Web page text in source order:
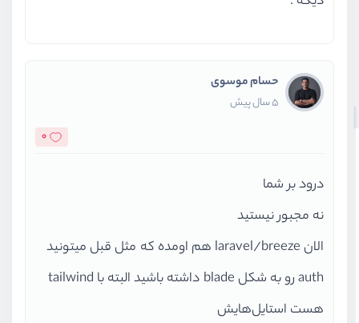
حسام موسوی
5 سال پیش
0
درود بر شما
نه مجبور نیستید
الان laravel/breeze هم اومده که مثل قبل میتونید
auth رو به شکل blade داشته باشید البته با tailwind
هست استایل‌هایش